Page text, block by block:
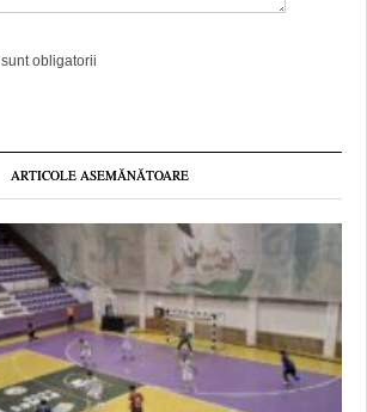
sunt obligatorii
ARTICOLE ASEMĂNĂTOARE